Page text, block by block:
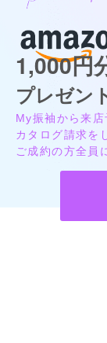
1,000円
プレゼン
My振袖から来店
カタログ請求を
ご成約の方全員